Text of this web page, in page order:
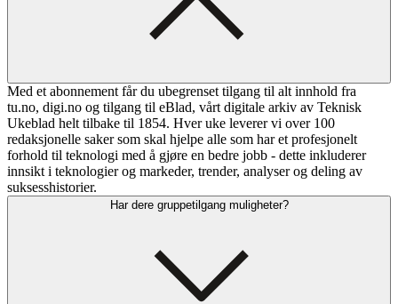
Med et abonnement får du ubegrenset tilgang til alt innhold fra
tu.no, digi.no og tilgang til eBlad, vårt digitale arkiv av Teknisk
Ukeblad helt tilbake til 1854. Hver uke leverer vi over 100
redaksjonelle saker som skal hjelpe alle som har et profesjonelt
forhold til teknologi med å gjøre en bedre jobb - dette inkluderer
innsikt i teknologier og markeder, trender, analyser og deling av
suksesshistorier.
Har dere gruppetilgang muligheter?